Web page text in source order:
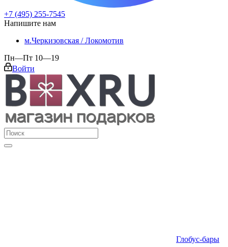
+7 (495) 255-7545
Напишите нам
м.Черкизовская / Локомотив
Пн—Пт 10—19
Войти
Глобус-бары